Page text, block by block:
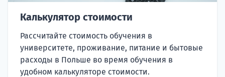
Калькулятор стоимости
Рассчитайте стоимость обучения в
университете, проживание, питание и бытовые
расходы в Польше во время обучения в
удобном калькуляторе стоимости.